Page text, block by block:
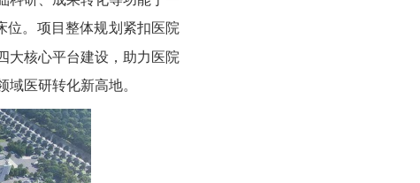
位。项目整体规划紧扣医院
大核心平台建设，助力医院
医研转化新高地。